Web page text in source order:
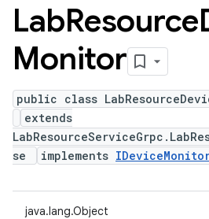
LabResource
Monitor
public class
extends
se
implements
java.lang.Object